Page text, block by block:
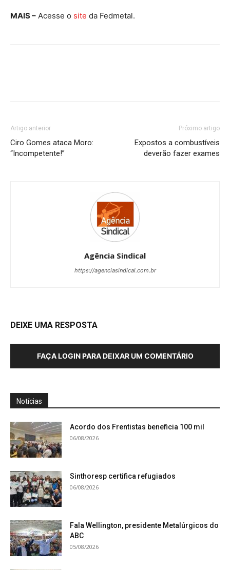
MAIS – Acesse o site da Fedmetal.
Artigo anterior
Ciro Gomes ataca Moro:
“Incompetente!”
Próximo artigo
Expostos a combustíveis
deverão fazer exames
Agência Sindical
https://agenciasindical.com.br
DEIXE UMA RESPOSTA
FAÇA LOGIN PARA DEIXAR UM COMENTÁRIO
Notícias
Acordo dos Frentistas beneficia 100 mil
06/08/2026
Sinthoresp certifica refugiados
06/08/2026
Fala Wellington, presidente Metalúrgicos do
ABC
05/08/2026